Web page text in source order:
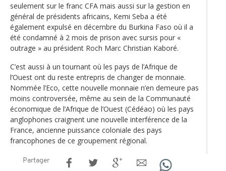
seulement sur le franc CFA mais aussi sur la gestion en
général de présidents africains, Kemi Seba a été
également expulsé en décembre du Burkina Faso où il a
été condamné à 2 mois de prison avec sursis pour «
outrage » au président Roch Marc Christian Kaboré.
C’est aussi à un tournant où les pays de l’Afrique de
l’Ouest ont du reste entrepris de changer de monnaie.
Nommée l’Eco, cette nouvelle monnaie n’en demeure pas
moins controversée, même au sein de la Communauté
économique de l’Afrique de l’Ouest (Cédéao) où les pays
anglophones craignent une nouvelle interférence de la
France, ancienne puissance coloniale des pays
francophones de ce groupement régional.
Partager